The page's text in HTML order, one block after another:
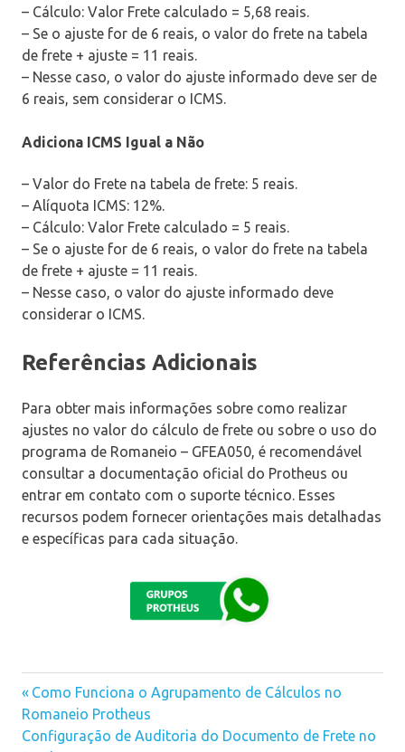
– Cálculo: Valor Frete calculado = 5,68 reais.
– Se o ajuste for de 6 reais, o valor do frete na tabela
de frete + ajuste = 11 reais.
– Nesse caso, o valor do ajuste informado deve ser de
6 reais, sem considerar o ICMS.
Adiciona ICMS Igual a Não
– Valor do Frete na tabela de frete: 5 reais.
– Alíquota ICMS: 12%.
– Cálculo: Valor Frete calculado = 5 reais.
– Se o ajuste for de 6 reais, o valor do frete na tabela
de frete + ajuste = 11 reais.
– Nesse caso, o valor do ajuste informado deve
considerar o ICMS.
Referências Adicionais
Para obter mais informações sobre como realizar
ajustes no valor do cálculo de frete ou sobre o uso do
programa de Romaneio – GFEA050, é recomendável
consultar a documentação oficial do Protheus ou
entrar em contato com o suporte técnico. Esses
recursos podem fornecer orientações mais detalhadas
e específicas para cada situação.
Navegação
Previous
Post:
Como Funciona o Agrupamento de Cálculos no
Romaneio Protheus
Next
Configuração de Auditoria do Documento de Frete no